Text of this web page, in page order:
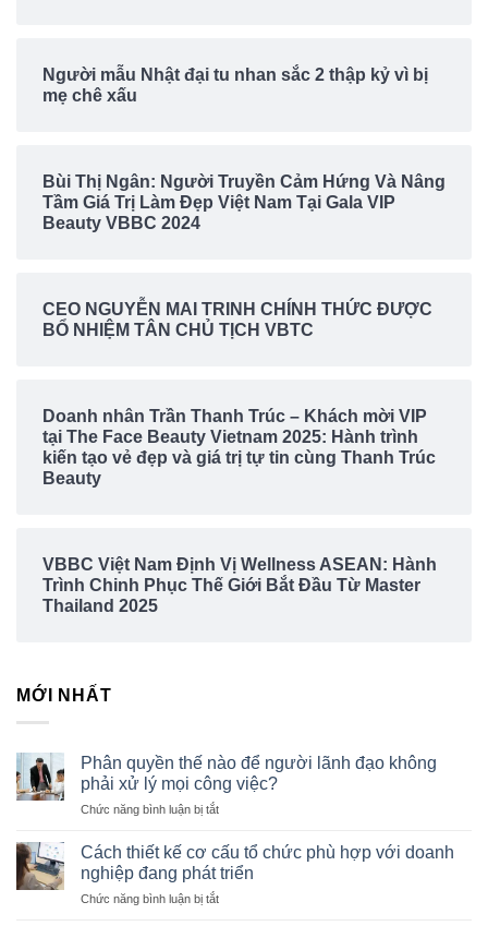
Người mẫu Nhật đại tu nhan sắc 2 thập kỷ vì bị
mẹ chê xấu
Bùi Thị Ngân: Người Truyền Cảm Hứng Và Nâng
Tầm Giá Trị Làm Đẹp Việt Nam Tại Gala VIP
Beauty VBBC 2024
CEO NGUYỄN MAI TRINH CHÍNH THỨC ĐƯỢC
BỔ NHIỆM TÂN CHỦ TỊCH VBTC
Doanh nhân Trần Thanh Trúc – Khách mời VIP
tại The Face Beauty Vietnam 2025: Hành trình
kiến tạo vẻ đẹp và giá trị tự tin cùng Thanh Trúc
Beauty
VBBC Việt Nam Định Vị Wellness ASEAN: Hành
Trình Chinh Phục Thế Giới Bắt Đầu Từ Master
Thailand 2025
MỚI NHẤT
Phân quyền thế nào để người lãnh đạo không
phải xử lý mọi công việc?
Chức năng bình luận bị tắtở
quyền
thế
nào
để
Cách thiết kế cơ cấu tổ chức phù hợp với doanh
nghiệp đang phát triển
Chức năng bình luận bị tắtở